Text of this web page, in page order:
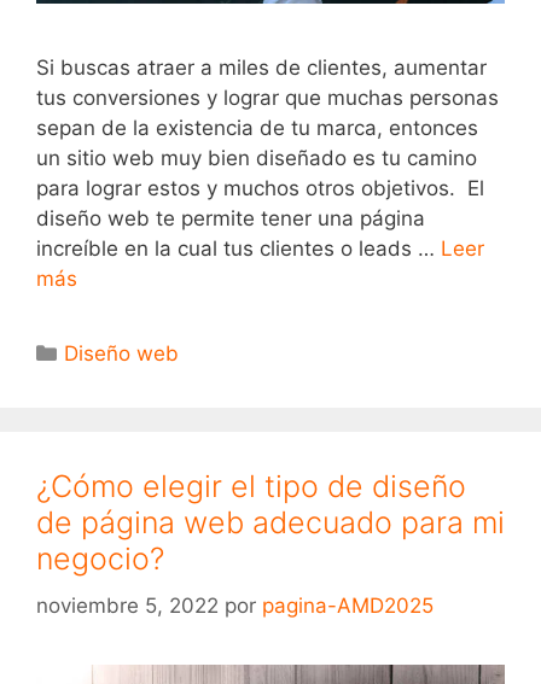
Si buscas atraer a miles de clientes, aumentar
tus conversiones y lograr que muchas personas
sepan de la existencia de tu marca, entonces
un sitio web muy bien diseñado es tu camino
para lograr estos y muchos otros objetivos. El
diseño web te permite tener una página
increíble en la cual tus clientes o leads … Leer
más
Diseño web
¿Cómo elegir el tipo de diseño
de página web adecuado para mi
negocio?
noviembre 5, 2022 por pagina-AMD2025